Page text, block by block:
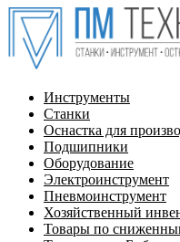
Инструменты
Станки
Оснастка для
Подшипники
Оборудование
Электроинструмент
Пневмоинструмент
Хозяйственный
Товары по